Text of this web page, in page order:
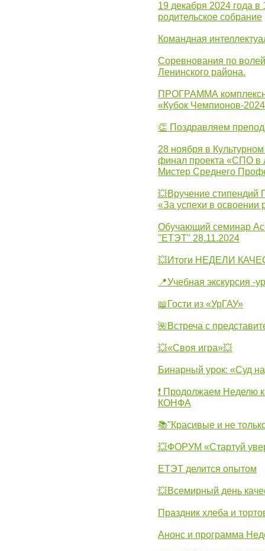
19 декабря 2024 года
родительское собрание
Командная
Соревнования по
Ленинского района.
ПРОГРАММА
«Кубок Чемпионов-
👏 Поздравляем
28 ноября в
финал проекта «СПО в
Мистер Среднего
💥Вручение стипендий
«За успехи в освоении
Обучающий семинар
"ЕТЭТ" 28.11.2024
💥Итоги НЕДЕЛИ
📍Учебная экскурсия -
📖Гости из «УрГАУ»
🌺Встреча с
💥«Своя игра»💥
Бинарный урок: «Суд
❗ Продолжаем Неделю
КОНФА
📚"Красивые и не
💥ФОРУМ «Стартуй
ЕТЭТ делится опытом
💥Всемирный день
Праздник хлеба и
Анонс и программа